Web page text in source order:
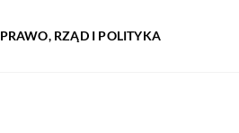
PRAWO, RZĄD I POLITYKA